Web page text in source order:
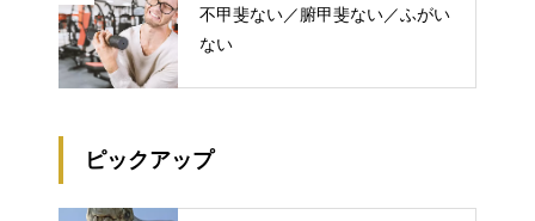
不甲斐ない／腑甲斐ない／ふがい
ない
ピックアップ